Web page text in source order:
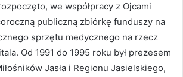
we współpracy z Ojcami
publiczną zbiórkę funduszy na
sprzętu medycznego na rzecz
Od 1991 do 1995 roku był prezesem
Jasła i Regionu Jasielskiego,